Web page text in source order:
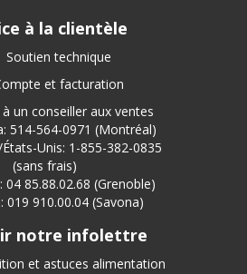
à la clientèle
Soutien technique
et facturation
à un conseiller aux ventes
514-564-0971 (Montréal)
Unis: 1-855-382-0835
(sans frais)
04 85.88.02.68 (Grenoble)
019 910.00.04 (Savona)
notre infolettre
et astuces alimentation